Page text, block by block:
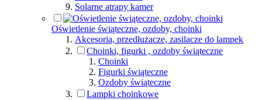
Solarne atrapy kamer
Oświetlenie świąteczne, ozdoby, choinki
Akcesoria, przedłużacze, zasilacze do lampek
Choinki, figurki , ozdoby świąteczne
Choinki
Figurki świąteczne
Ozdoby świąteczne
Lampki choinkowe